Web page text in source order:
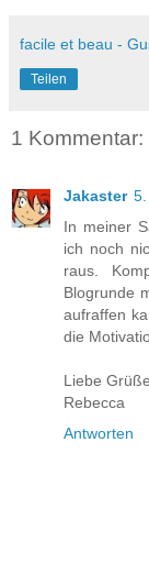
facile et beau -
Teilen
1 Kommentar:
Jakaster
In meiner
ich noch
raus.
Blogrunde
aufraffen
die
Liebe Grüße
Rebecca
Antworten